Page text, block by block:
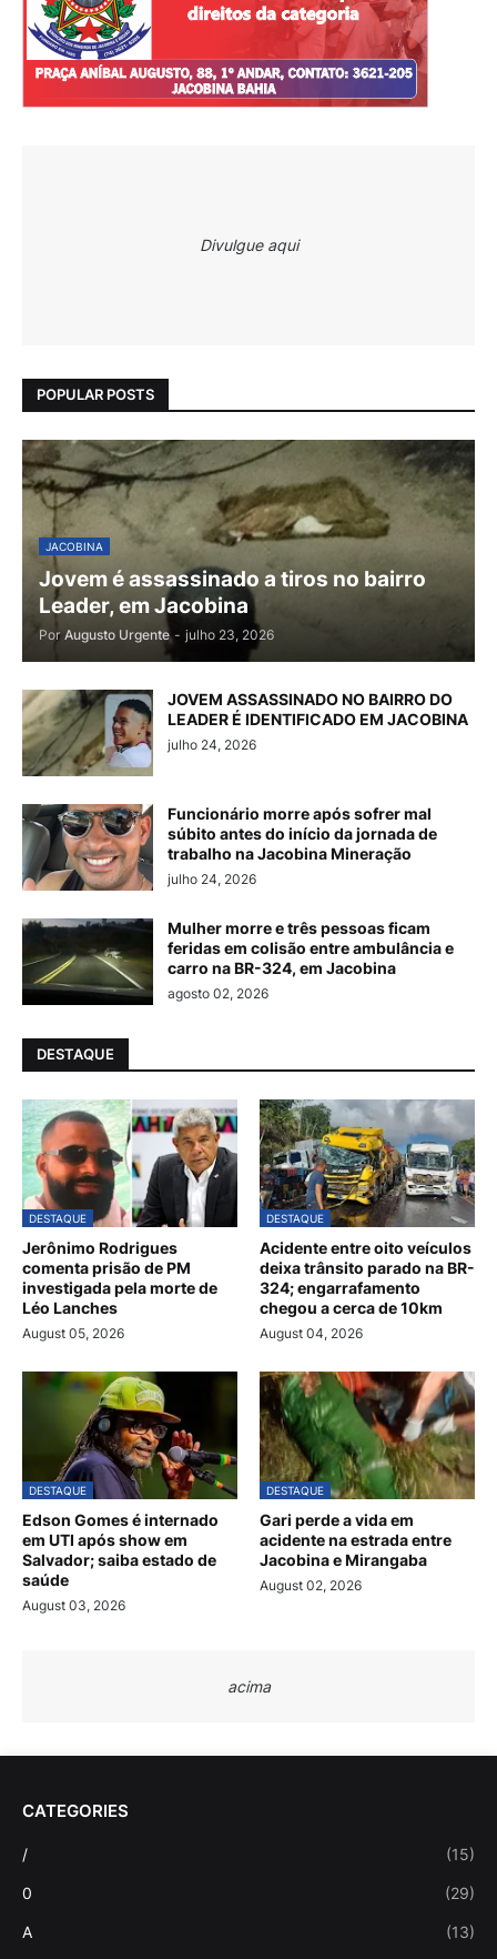
Divulgue aqui
POPULAR POSTS
JACOBINA
Jovem é assassinado a tiros no bairro
Leader, em Jacobina
Por Augusto Urgente - julho 23, 2026
JOVEM ASSASSINADO NO BAIRRO DO
LEADER É IDENTIFICADO EM JACOBINA
julho 24, 2026
Funcionário morre após sofrer mal
súbito antes do início da jornada de
trabalho na Jacobina Mineração
julho 24, 2026
Mulher morre e três pessoas ficam
feridas em colisão entre ambulância e
carro na BR-324, em Jacobina
agosto 02, 2026
DESTAQUE
DESTAQUE
Jerônimo Rodrigues
comenta prisão de PM
investigada pela morte de
Léo Lanches
August 05, 2026
DESTAQUE
Acidente entre oito veículos
deixa trânsito parado na BR-
324; engarrafamento
chegou a cerca de 10km
August 04, 2026
DESTAQUE
Edson Gomes é internado
em UTI após show em
Salvador; saiba estado de
saúde
August 03, 2026
DESTAQUE
Gari perde a vida em
acidente na estrada entre
Jacobina e Mirangaba
August 02, 2026
acima
CATEGORIES
/ (15)
0 (29)
A (13)